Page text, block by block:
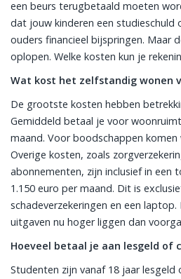
een beurs terugbetaald moeten
dat jouw kinderen een studieschuld
ouders financieel bijspringen. Maar
oplopen. Welke kosten kun je
Wat kost het zelfstandig wonen
De grootste kosten hebben
Gemiddeld betaal je voor
maand. Voor boodschappen komen
Overige kosten, zoals
abonnementen, zijn inclusief in een
1.150 euro per maand. Dit is
schadeverzekeringen en een
uitgaven nu hoger liggen dan
Hoeveel betaal je aan lesgeld of
Studenten zijn vanaf 18 jaar lesgeld